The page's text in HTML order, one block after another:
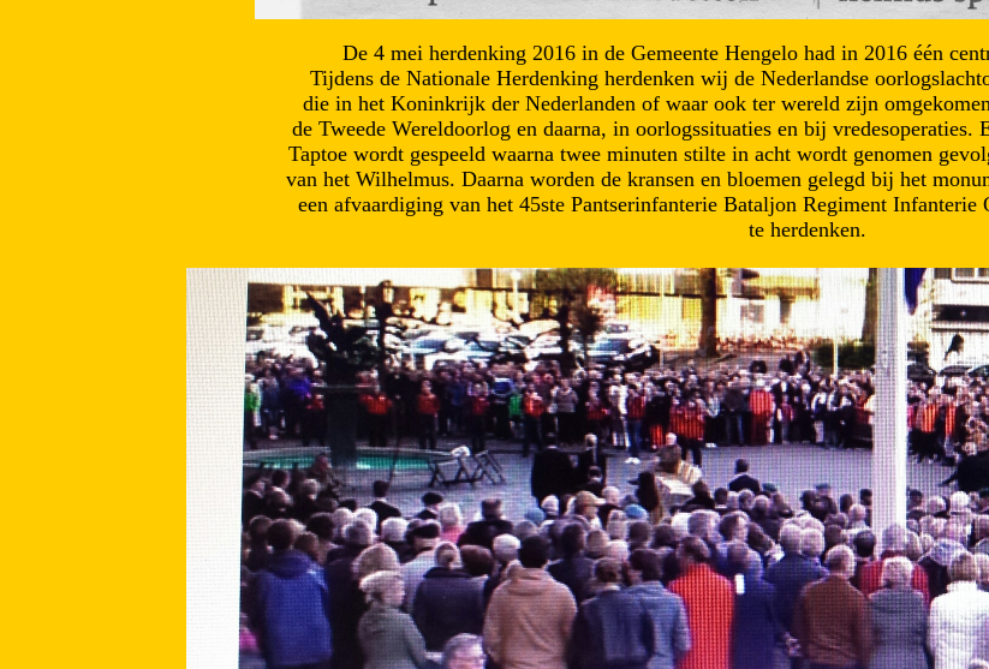
De 4 mei herdenking 2016 in de Gemeente Hengelo had in 2016 één
Tijdens de Nationale Herdenking herdenken wij de Nederlandse
die in het Koninkrijk der Nederlanden of waar ook ter wereld zijn
de Tweede Wereldoorlog en daarna, in oorlogssituaties en bij vredesoperaties.
Taptoe wordt gespeeld waarna twee minuten stilte in acht wordt genomen
van het Wilhelmus. Daarna worden de kransen en bloemen gelegd bij het
een afvaardiging van het 45ste Pantserinfanterie Bataljon Regiment
te herdenken.